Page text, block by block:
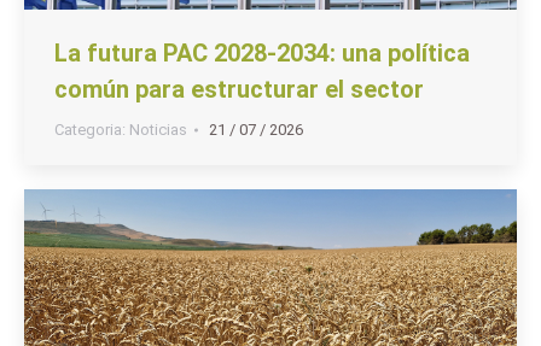
La futura PAC 2028-2034: una política
común para estructurar el sector
Categoria: Noticias 21 / 07 / 2026